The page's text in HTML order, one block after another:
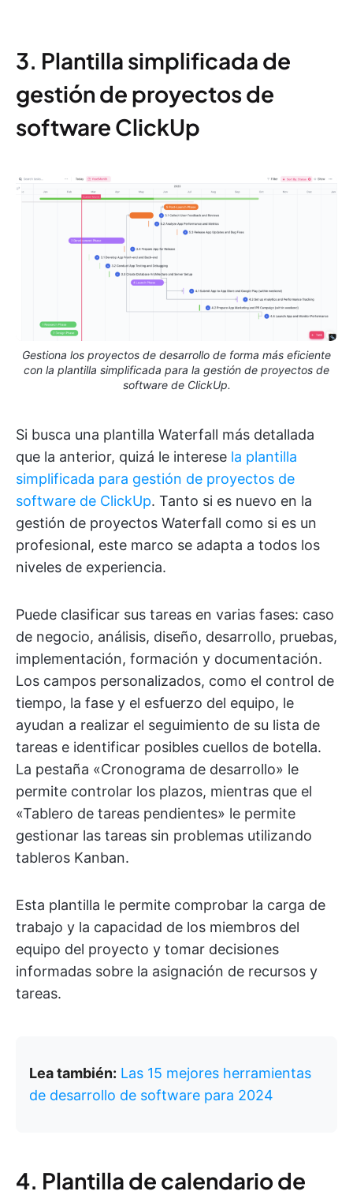
3. Plantilla simplificada de
gestión de proyectos de
software ClickUp
Gestiona los proyectos de desarrollo de forma más eficiente
con la plantilla simplificada para la gestión de proyectos de
software de ClickUp.
Si busca una plantilla Waterfall más detallada
que la anterior, quizá le interese la plantilla
simplificada para gestión de proyectos de
software de ClickUp. Tanto si es nuevo en la
gestión de proyectos Waterfall como si es un
profesional, este marco se adapta a todos los
niveles de experiencia.
Puede clasificar sus tareas en varias fases: caso
de negocio, análisis, diseño, desarrollo, pruebas,
implementación, formación y documentación.
Los campos personalizados, como el control de
tiempo, la fase y el esfuerzo del equipo, le
ayudan a realizar el seguimiento de su lista de
tareas e identificar posibles cuellos de botella.
La pestaña «Cronograma de desarrollo» le
permite controlar los plazos, mientras que el
«Tablero de tareas pendientes» le permite
gestionar las tareas sin problemas utilizando
tableros Kanban.
Esta plantilla le permite comprobar la carga de
trabajo y la capacidad de los miembros del
equipo del proyecto y tomar decisiones
informadas sobre la asignación de recursos y
tareas.
Lea también: Las 15 mejores herramientas
de desarrollo de software para 2024
4. Plantilla de calendario de